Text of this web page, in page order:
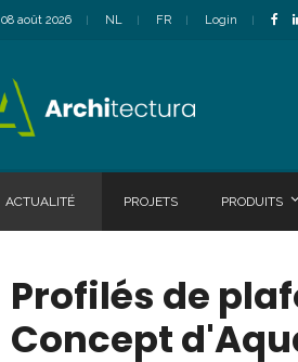
08 août 2026 NL FR Login
ACTUALITÉ PROJETS PRODUITS
Profilés de
Concept